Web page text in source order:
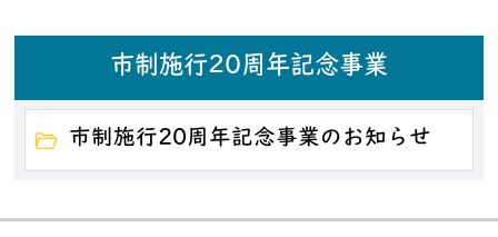
市制施行20周年記念事業
市制施行20周年記念事業のお知らせ